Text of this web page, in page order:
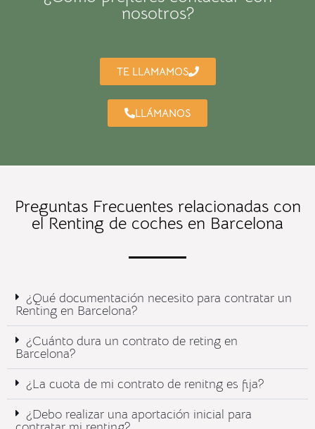
nosotros?
TE LLAMAMOS
LLÁMANOS
Preguntas Frecuentes relacionadas con
el Renting de coches en Barcelona
¿Qué documentación necesito para contratar un
Renting en Barcelona?
¿Cuánto dura un contrato de reting en
Barcelona?
¿La cuota de mi contrato de renitng es fija?
¿Debo realizar una aportación inicial para